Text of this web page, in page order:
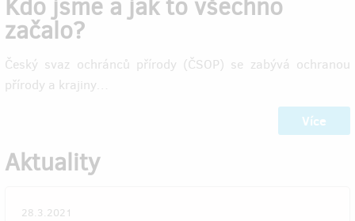
Kdo jsme a jak to všechno
začalo?
Český svaz ochránců přírody (ČSOP) se zabývá ochranou
přírody a krajiny…
Více
Aktuality
28.3.2021